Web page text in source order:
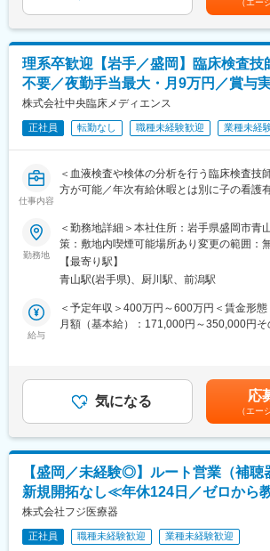
関与しています
・日本においても業界トップシェアを誇り
稼働しています
変更の範囲：会社の定める業務
した適切な情報提供・適正使用の推進
・医療機関との賃貸借契約の契約締結と与
・医療機器に対して使用成績調査等のPMS
・治療開始時における機器の手配、医療機
整
＜営業スタイル＞
主に大学病院や基幹病院の医師や医療従事
を行います。
※宿泊を伴う国内出張あり。日本全国の大学
■担当製品：
担当製品である「オプチューン（Optune）
（脳腫瘍の膠芽腫や非小細胞肺がんなどの
を、体に発生させた特殊な電場で阻害する
す。セラミック製の電極パッド（アレイ）
び可能な本体から交流電場を送り続けるこ
して一定の有用性が実証されています。
※2017年に保険収載が開始され、現在は膠
不能な進行・再発の非小細胞肺癌（NSCLC
■入社後の流れ：
東京での2～3週間（予定）の研修を終えた
となります。これまでMRの方に多くご入社
シニア問わずご活躍いただいています。
変更の範囲：会社の定める業務
は固定手当を含めた表記です。
理系卒歓迎【岩手／盛岡】臨床検査
不要／夜勤手当最大・月9万円／賞与
株式会社中央臨床メディエンス
正社員 転勤なし 職種未経験歓迎 業種未経
仕事内容
＜血液検査や検体の分析を行う臨床検査技
方が可能／年次有給休暇とは別に子の看護
臨床検査技師補助としてのお仕事をお願い
■業務詳細：
臨床検査技師は下記業務を行っています。
本ポジションでは試薬補充・機械の整備・
中での補助や、資格がなくてもできる範囲
・生化学分析 ・血液検査分析
・腫瘍マーカ分析 ・尿分析
ご依頼をいただいた検体を各所属毎に、数
査を実施します。
■業務の特徴：
当社は、東北の病院と取引があり、病院で
かりし、検査対応を行っています。検体は
勤務地
＜勤務地詳細＞本社住所：岩手県盛岡市青
策：敷地内喫煙可能場所あり変更の範囲：
【最寄り駅】
青山駅(岩手県)、厨川駅、前潟駅
給与
＜予定年収＞400万円～600万円＜賃金形
月額（基本給）：171,000円～350,000円
30代…470万（夜勤手当込み）40代…610万
代…690万（夜勤手当込み）賃金はあくまで
り、選考を通じて上下する可能性がありま
当を含めた表記です。
気になる 応
（エー
【盛岡／未経験◎】ルート営業（補聴
新規開拓なし≪年休124日／ゼロから
株式会社フジ医療器
正社員 職種未経験歓迎 業種未経験歓迎